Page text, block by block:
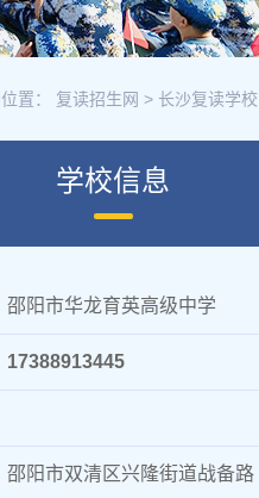
置： 复读招生网 > 长沙复读学校
学校信息
邵阳市华龙育英高级中学
17388913445
邵阳市双清区兴隆街道战备路